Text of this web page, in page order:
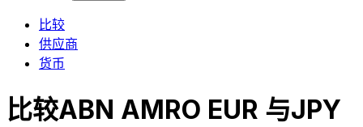
比较
供应商
货币
比较ABN AMRO EUR 与JPY